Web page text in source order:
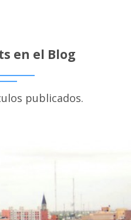
en el Blog
publicados.